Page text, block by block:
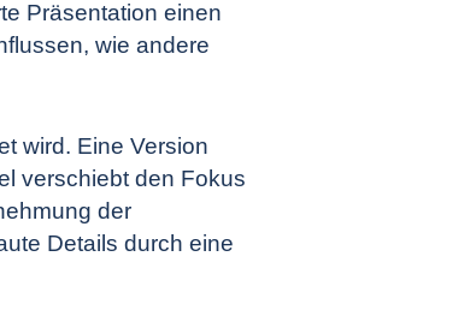
Präsentation einen
wie andere
wird. Eine Version
verschiebt den Fokus
der
Details durch eine